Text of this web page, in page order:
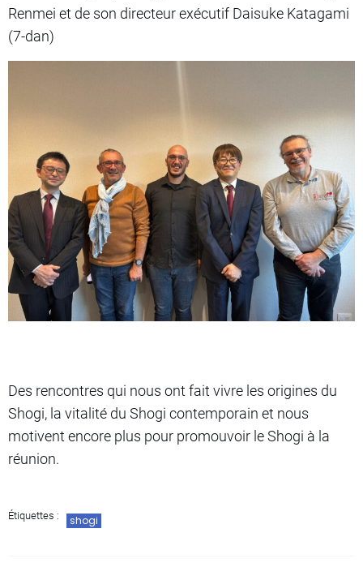
Renmei et de son directeur exécutif Daisuke Katagami
(7-dan)
Des rencontres qui nous ont fait vivre les origines du
Shogi, la vitalité du Shogi contemporain et nous
motivent encore plus pour promouvoir le Shogi à la
réunion.
Étiquettes : shogi